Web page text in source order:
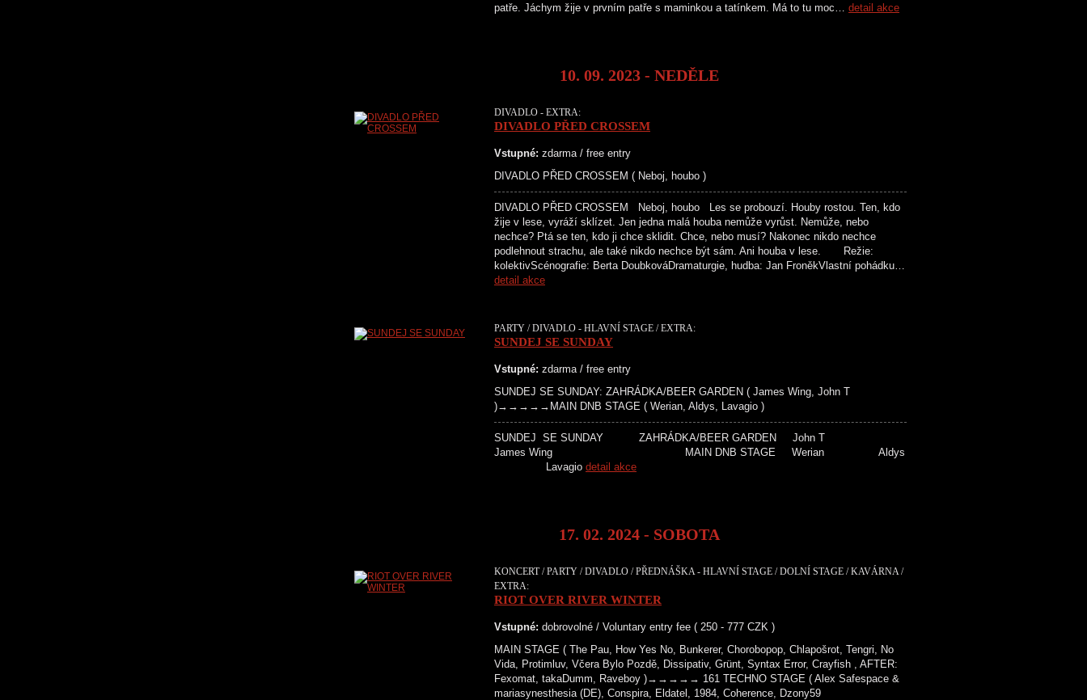
patře. Jáchym žije v prvním patře s maminkou a tatínkem. Má to tu moc… detail akce
10. 09. 2023 - NEDĚLE
DIVADLO - EXTRA:
DIVADLO PŘED CROSSEM
Vstupné: zdarma / free entry
DIVADLO PŘED CROSSEM ( Neboj, houbo )
DIVADLO PŘED CROSSEM Neboj, houbo Les se probouzí. Houby rostou. Ten, kdo
žije v lese, vyráží sklízet. Jen jedna malá houba nemůže vyrůst. Nemůže, nebo
nechce? Ptá se ten, kdo ji chce sklidit. Chce, nebo musí? Nakonec nikdo nechce
podlehnout strachu, ale také nikdo nechce být sám. Ani houba v lese. Režie:
kolektivScénografie: Berta DoubkováDramaturgie, hudba: Jan FroněkVlastní pohádku…
detail akce
PARTY / DIVADLO - HLAVNÍ STAGE / EXTRA:
SUNDEJ SE SUNDAY
Vstupné: zdarma / free entry
SUNDEJ SE SUNDAY: ZAHRÁDKA/BEER GARDEN ( James Wing, John T
)→→→→→MAIN DNB STAGE ( Werian, Aldys, Lavagio )
SUNDEJ SE SUNDAY ZAHRÁDKA/BEER GARDEN John T
James Wing MAIN DNB STAGE Werian Aldys
Lavagio detail akce
17. 02. 2024 - SOBOTA
KONCERT / PARTY / DIVADLO / PŘEDNÁŠKA - HLAVNÍ STAGE / DOLNÍ STAGE / KAVÁRNA /
EXTRA:
RIOT OVER RIVER WINTER
Vstupné: dobrovolné / Voluntary entry fee ( 250 - 777 CZK )
MAIN STAGE ( The Pau, How Yes No, Bunkerer, Chorobopop, Chlapošrot, Tengri, No
Vida, Protimluv, Včera Bylo Pozdě, Dissipativ, Grünt, Syntax Error, Crayfish , AFTER:
Fexomat, takaDumm, Raveboy )→→→→→ 161 TECHNO STAGE ( Alex Safespace &
mariasynesthesia (DE), Conspira, Eldatel, 1984, Coherence, Dzony59